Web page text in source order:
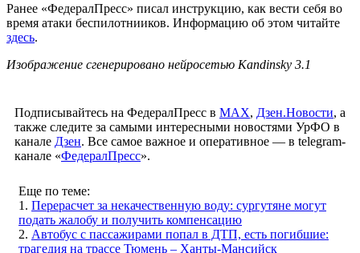
Ранее «ФедералПресс» писал инструкцию, как вести себя во
время атаки беспилотнииков. Информацию об этом читайте
здесь.
Изображение сгенерировано нейросетью Kandinsky 3.1
Подписывайтесь на ФедералПресс в МАХ, Дзен.Новости, а
также следите за самыми интересными новостями УрФО в
канале Дзен. Все самое важное и оперативное — в telegram-
канале «ФедералПресс».
Еще по теме:
1. Перерасчет за некачественную воду: сургутяне могут
подать жалобу и получить компенсацию
2. Автобус с пассажирами попал в ДТП, есть погибшие:
трагедия на трассе Тюмень – Ханты-Мансийск